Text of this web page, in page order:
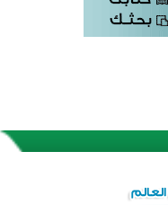
بينزا وساراتوف وموردوفيا هذا العام
الكريم في أزناكاييف